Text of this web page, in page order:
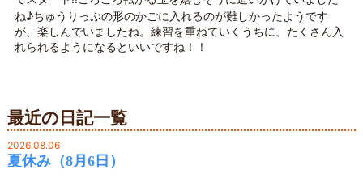
ね♪ちゅうりっぷの形のかごに入れるのが難しかったようです
が、楽しんでいましたね。練習を重ねていくうちに、たくさん入
れられるようになるといいですね！！
最近の日記一覧
2026.08.06
夏休み（8月6日）